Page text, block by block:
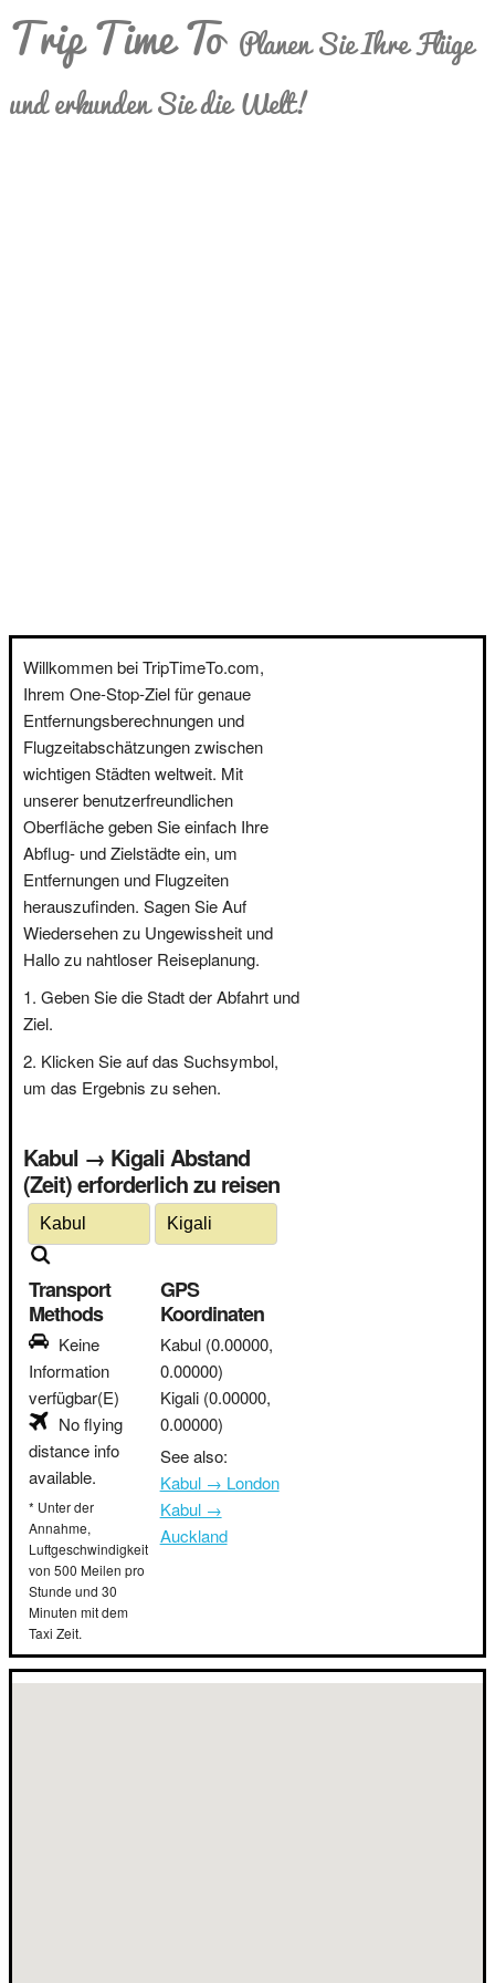
Trip Time To Planen Sie Ihre Flüge
und erkunden Sie die Welt!
Willkommen bei TripTimeTo.com,
Ihrem One-Stop-Ziel für genaue
Entfernungsberechnungen und
Flugzeitabschätzungen zwischen
wichtigen Städten weltweit. Mit
unserer benutzerfreundlichen
Oberfläche geben Sie einfach Ihre
Abflug- und Zielstädte ein, um
Entfernungen und Flugzeiten
herauszufinden. Sagen Sie Auf
Wiedersehen zu Ungewissheit und
Hallo zu nahtloser Reiseplanung.
Geben Sie die Stadt der Abfahrt und
Ziel.
Klicken Sie auf das Suchsymbol,
um das Ergebnis zu sehen.
Kabul → Kigali Abstand
(Zeit) erforderlich zu reisen
Transport
Methods
Keine
Information
verfügbar(E)
No flying
distance info
available.
* Unter der
Annahme,
Luftgeschwindigkeit
von 500 Meilen pro
Stunde und 30
Minuten mit dem
Taxi Zeit.
GPS
Koordinaten
Kabul (0.00000,
0.00000)
Kigali (0.00000,
0.00000)
See also:
Kabul → London
Kabul →
Auckland